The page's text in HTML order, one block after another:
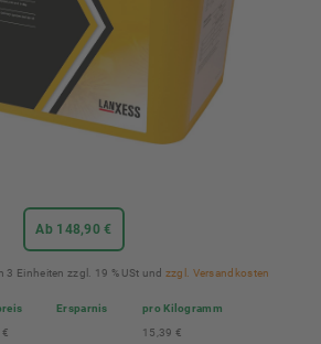
Ab 148,90 €
Einheiten zzgl. 19 % USt und zzgl. Versandkosten
Ersparnis
pro Kilogramm
15,39 €